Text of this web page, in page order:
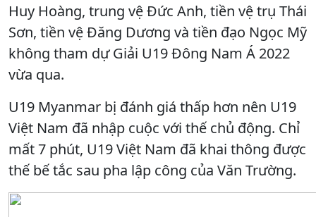
Huy Hoàng, trung vệ Đức Anh, tiền vệ trụ Thái
Sơn, tiền vệ Đăng Dương và tiền đạo Ngọc Mỹ
không tham dự Giải U19 Đông Nam Á 2022
vừa qua.
U19 Myanmar bị đánh giá thấp hơn nên U19
Việt Nam đã nhập cuộc với thế chủ động. Chỉ
mất 7 phút, U19 Việt Nam đã khai thông được
thế bế tắc sau pha lập công của Văn Trường.